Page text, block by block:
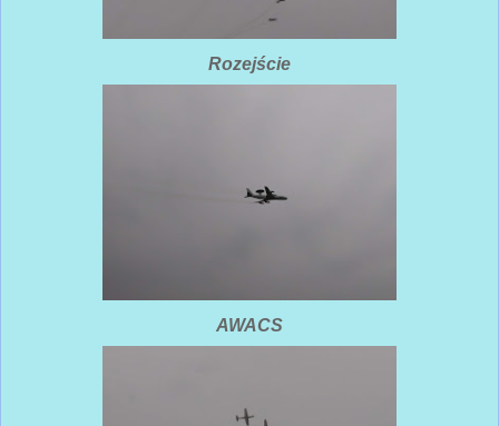
Rozejście
AWACS